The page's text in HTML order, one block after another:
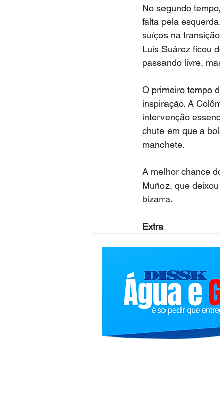
No segundo
falta pela
suíços na
Luis Suárez ficou
passando livre,
O primeiro tempo
inspiração. A
intervenção
chute em que a
manchete.
A melhor chance
Muñoz, que
bizarra.
Extra